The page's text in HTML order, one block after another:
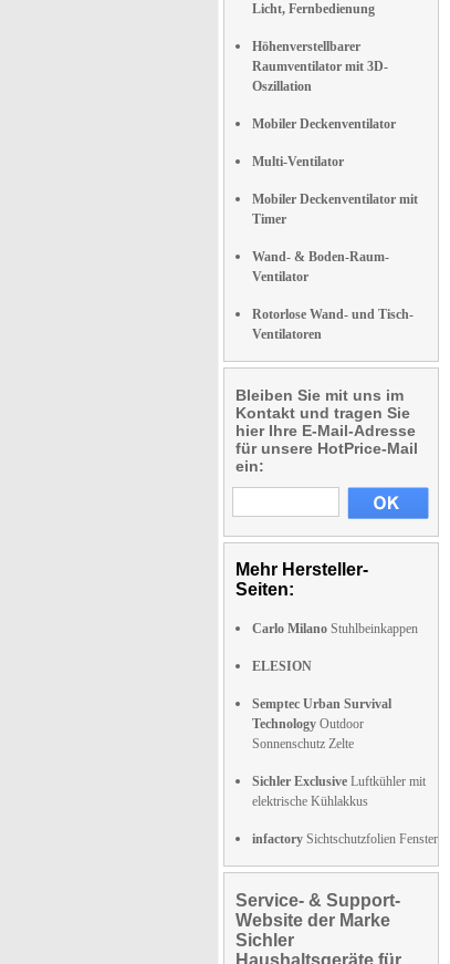
Licht, Fernbedienung
Höhenverstellbarer
Raumventilator mit 3D-
Oszillation
Mobiler Deckenventilator
Multi-Ventilator
Mobiler Deckenventilator mit
Timer
Wand- & Boden-Raum-
Ventilator
Rotorlose Wand- und Tisch-
Ventilatoren
Bleiben Sie mit uns im
Kontakt und tragen Sie
hier Ihre E-Mail-Adresse
für unsere HotPrice-Mail
ein:
Mehr Hersteller-
Seiten:
Carlo Milano Stuhlbeinkappen
ELESION
Semptec Urban Survival
Technology Outdoor
Sonnenschutz Zelte
Sichler Exclusive Luftkühler mit
elektrische Kühlakkus
infactory Sichtschutzfolien Fenster
Service- & Support-
Website der Marke
Sichler
Haushaltsgeräte für